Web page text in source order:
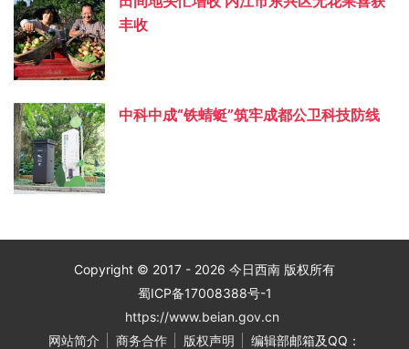
丰收
中科中成“铁蜻蜓”筑牢成都公卫科技防线
Copyright © 2017 - 2026 今日西南 版权所有
蜀ICP备17008388号-1
https://www.beian.gov.cn
网站简介
商务合作 版权声明 编辑部邮箱及QQ：